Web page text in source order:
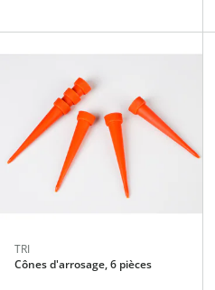
TRI
Cônes d'arrosage, 6 pièces